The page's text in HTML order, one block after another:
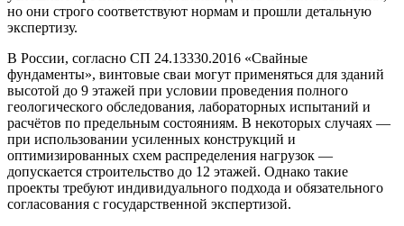
но они строго соответствуют нормам и прошли детальную
экспертизу.
В России, согласно СП 24.13330.2016 «Свайные
фундаменты», винтовые сваи могут применяться для зданий
высотой до 9 этажей при условии проведения полного
геологического обследования, лабораторных испытаний и
расчётов по предельным состояниям. В некоторых случаях —
при использовании усиленных конструкций и
оптимизированных схем распределения нагрузок —
допускается строительство до 12 этажей. Однако такие
проекты требуют индивидуального подхода и обязательного
согласования с государственной экспертизой.